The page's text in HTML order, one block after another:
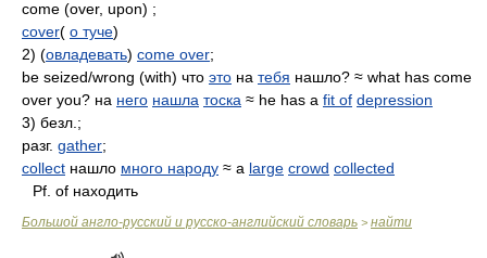
come (over, upon) ;
cover( о туче)
2) (овладевать) come over;
be seized/wrong (with) что это на тебя нашло? ≈ what has come
over you? на него нашла тоска ≈ he has a fit of depression
3) безл.;
разг. gather;
collect нашло много народу ≈ a large crowd collected
Pf. of находить
Большой англо-русский и русско-английский словарь > найти